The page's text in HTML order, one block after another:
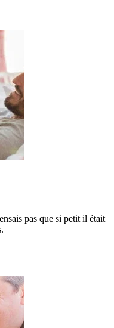
pas que si petit il était